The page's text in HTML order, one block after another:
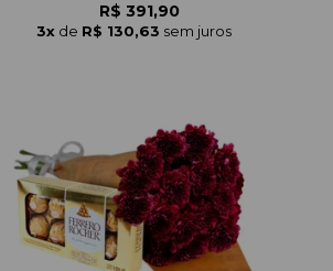
R$ 391,90
3x de R$ 130,63 sem juros